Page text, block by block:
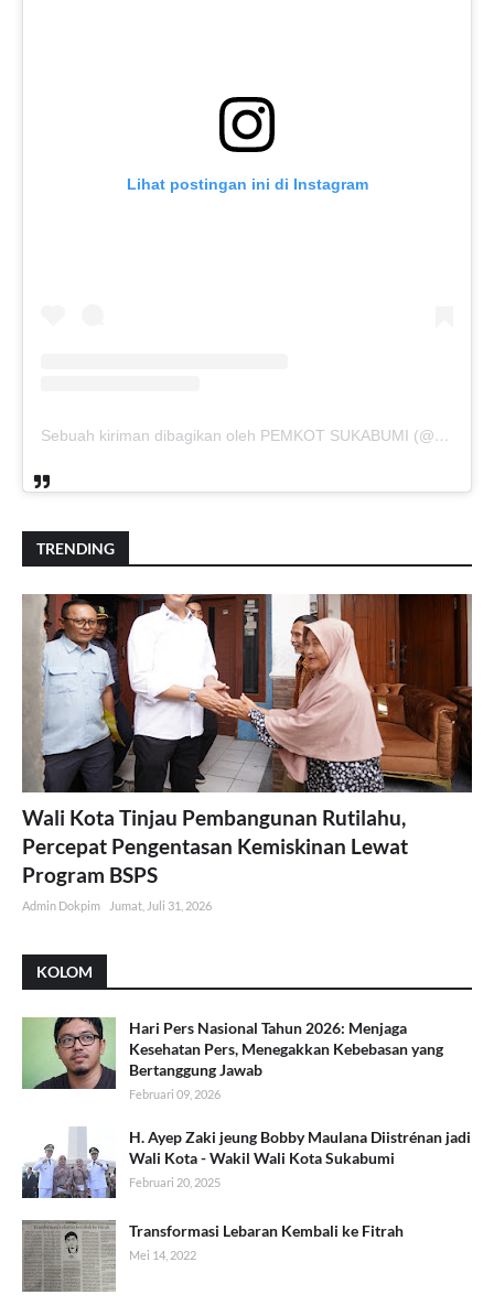
Lihat postingan ini di Instagram
Sebuah kiriman dibagikan oleh PEMKOT SUKABUMI (@pemkotsukabumi_)
TRENDING
Wali Kota Tinjau Pembangunan Rutilahu,
Percepat Pengentasan Kemiskinan Lewat
Program BSPS
Admin Dokpim Jumat, Juli 31, 2026
KOLOM
Hari Pers Nasional Tahun 2026: Menjaga
Kesehatan Pers, Menegakkan Kebebasan yang
Bertanggung Jawab
Februari 09, 2026
H. Ayep Zaki jeung Bobby Maulana Diistrénan jadi
Wali Kota - Wakil Wali Kota Sukabumi
Februari 20, 2025
Transformasi Lebaran Kembali ke Fitrah
Mei 14, 2022